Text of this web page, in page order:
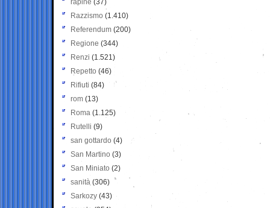
rapine (37)
Razzismo (1.410)
Referendum (200)
Regione (344)
Renzi (1.521)
Repetto (46)
Rifiuti (84)
rom (13)
Roma (1.125)
Rutelli (9)
san gottardo (4)
San Martino (3)
San Miniato (2)
sanità (306)
Sarkozy (43)